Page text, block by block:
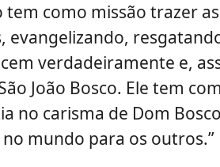
tem como missão trazer
evangelizando,
verdadeiramente e,
João Bosco. Ele tem
no carisma de Dom
mundo para os outros.”